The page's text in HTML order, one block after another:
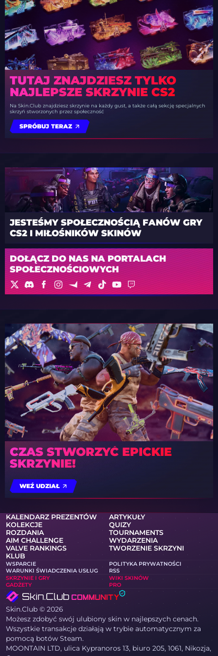
TUTAJ ZNAJDZIESZ TYLKO
NAJLEPSZE SKRZYNIE CS2
Na Skin.Club znajdziesz skrzynie na każdy gust, a także całą sekcję specjalnych
skrzyń stworzonych przez społeczność
SPRÓBUJ TERAZ
JESTEŚMY SPOŁECZNOŚCIĄ FANÓW GRY
CS2 I MIŁOŚNIKÓW SKINÓW
DOŁĄCZ DO NAS NA PORTALACH
SPOŁECZNOŚCIOWYCH
CZAS STWORZYĆ EPICKIE
SKRZYNIE!
WEŹ UDZIAŁ
KALENDARZ PREZENTÓW
ARTYKUŁY
KOLEKCJE
QUIZY
ROZDANIA
TOURNAMENTS
AIM CHALLENGE
WYDARZENIA
VALVE RANKINGS
TWORZENIE SKRZYNI
KLUB
WSPARCIE
POLITYKA PRYWATNOŚCI
WARUNKI ŚWIADCZENIA USŁUG
RSS
SKRZYNIE I GRY
WIKI SKINÓW
GADŻETY
PRO
Skin.Club © 2026
Możesz zdobyć swój ulubiony skin w najlepszych cenach.
Wszystkie transakcje działają w trybie automatycznym za
pomocą botów Steam.
MOONTAIN LTD, ulica Kypranoros 13, biuro 205, 1061, Nikozja,